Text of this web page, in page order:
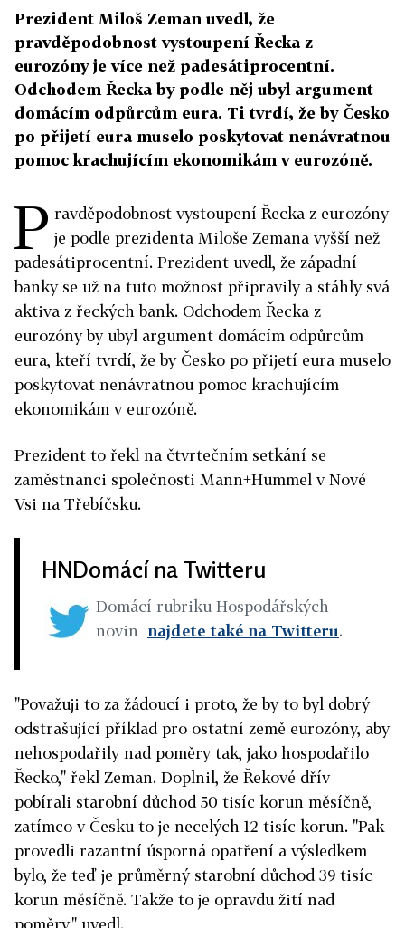
Prezident Miloš Zeman uvedl, že
pravděpodobnost vystoupení Řecka z
eurozóny je více než padesátiprocentní.
Odchodem Řecka by podle něj ubyl argument
domácím odpůrcům eura. Ti tvrdí, že by Česko
po přijetí eura muselo poskytovat nenávratnou
pomoc krachujícím ekonomikám v eurozóně.
P ravděpodobnost vystoupení Řecka z eurozóny
je podle prezidenta Miloše Zemana vyšší než
padesátiprocentní. Prezident uvedl, že západní
banky se už na tuto možnost připravily a stáhly svá
aktiva z řeckých bank. Odchodem Řecka z
eurozóny by ubyl argument domácím odpůrcům
eura, kteří tvrdí, že by Česko po přijetí eura muselo
poskytovat nenávratnou pomoc krachujícím
ekonomikám v eurozóně.
Prezident to řekl na čtvrtečním setkání se
zaměstnanci společnosti Mann+Hummel v Nové
Vsi na Třebíčsku.
HNDomácí na Twitteru
Domácí rubriku Hospodářských
novin najdete také na Twitteru.
"Považuji to za žádoucí i proto, že by to byl dobrý
odstrašující příklad pro ostatní země eurozóny, aby
nehospodařily nad poměry tak, jako hospodařilo
Řecko," řekl Zeman. Doplnil, že Řekové dřív
pobírali starobní důchod 50 tisíc korun měsíčně,
zatímco v Česku to je necelých 12 tisíc korun. "Pak
provedli razantní úsporná opatření a výsledkem
bylo, že teď je průměrný starobní důchod 39 tisíc
korun měsíčně. Takže to je opravdu žití nad
poměry," uvedl.